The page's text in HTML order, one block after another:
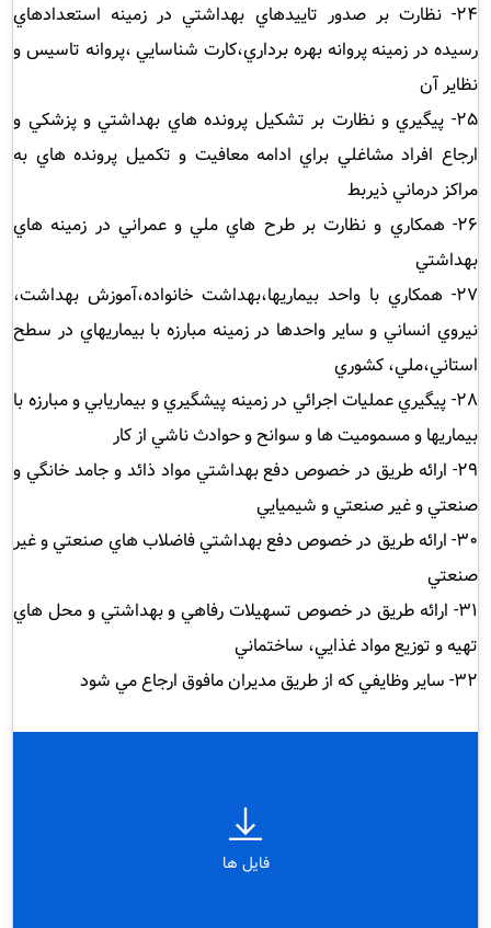
24- نظارت بر صدور تاييدهاي بهداشتي در زمينه استعدادهاي
رسيده در زمينه پروانه بهره برداري،كارت شناسايي ،پروانه تاسيس و
نظاير آن
25- پيگيري و نظارت بر تشكيل پرونده هاي بهداشتي و پزشكي و
ارجاع افراد مشاغلي براي ادامه معافيت و تكميل پرونده هاي به
مراكز درماني ذيربط
26- همكاري و نظارت بر طرح هاي ملي و عمراني در زمينه هاي
بهداشتي
27- همكاري با واحد بيماريها،بهداشت خانواده،آموزش بهداشت،
نيروي انساني و ساير واحدها در زمينه مبارزه با بيماريهاي در سطح
استاني،ملي، كشوري
28- پيگيري عمليات اجرائي در زمينه پيشگيري و بيماريابي و مبارزه با
بيماريها و مسموميت ها و سوانح و حوادث ناشي از كار
29- ارائه طريق در خصوص دفع بهداشتي مواد ذائد و جامد خانگي و
صنعتي و غير صنعتي و شيميايي
30- ارائه طريق در خصوص دفع بهداشتي فاضلاب هاي صنعتي و غير
صنعتي
31- ارائه طريق در خصوص تسهيلات رفاهي و بهداشتي و محل هاي
تهيه و توزيع مواد غذايي، ساختماني
32- ساير وظايفي كه از طريق مديران مافوق ارجاع مي شود
فایل ها